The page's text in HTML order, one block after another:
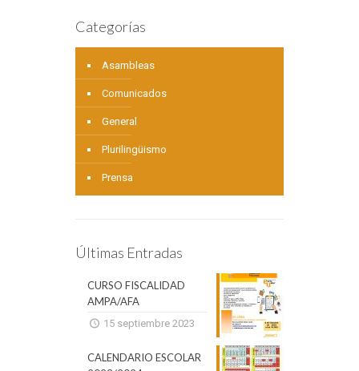
Categorías
Asambleas
Comunicados
General
Plurilingüismo
Prensa
Últimas Entradas
CURSO FISCALIDAD
AMPA/AFA
15 septiembre 2023
CALENDARIO ESCOLAR